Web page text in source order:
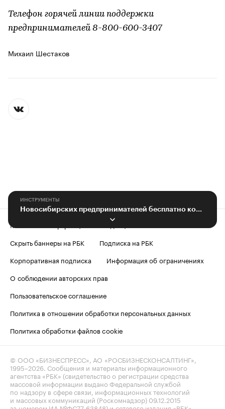
Телефон горячей линии поддержки
предпринимателей 8-800-600-3407
Михаил Шестаков
ИНСТРУМЕНТЫ
Новосибирских предпринимателей бесплатно консультируют по бизнес-вопросам
Контактная информация
Редакция
Скрыть баннеры на РБК
Подписка на РБК
Корпоративная подписка
Информация об ограничениях
О соблюдении авторских прав
Пользовательское соглашение
Политика в отношении обработки персональных данных
Политика обработки файлов cookie
© ООО «БИЗНЕСПРЕСС», АО «РОСБИЗНЕСКОНСАЛТИНГ»,
1995–2026 . Сообщения и материалы информационного
агентства «РБК» (свидетельство о регистрации средства
массовой информации выдано Федеральной службой
по надзору в сфере связи, информационных технологий
и массовых коммуникаций (Роскомнадзор) 09.12.2015